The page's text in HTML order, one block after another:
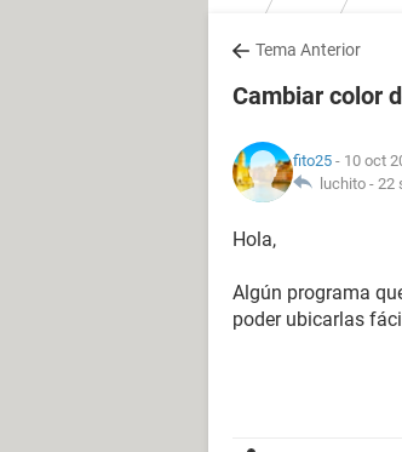
Tema Anterior
Cambiar color
fito25 - 10 oct
luchito - 22
Hola,
Algún programa
poder ubicarlas